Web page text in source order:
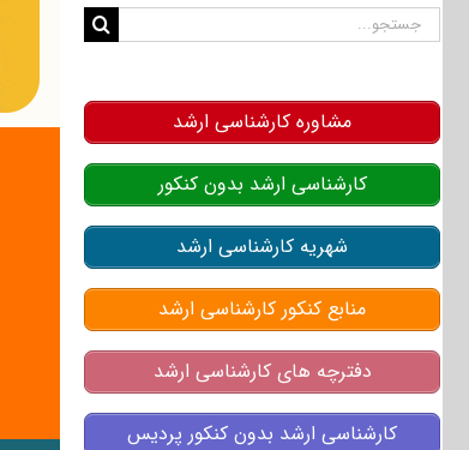
جستجو
مشاوره کارشناسی ارشد
کارشناسی ارشد بدون کنکور
شهریه کارشناسی ارشد
منابع کنکور کارشناسی ارشد
دفترچه های کارشناسی ارشد
کارشناسی ارشد بدون کنکور پردیس